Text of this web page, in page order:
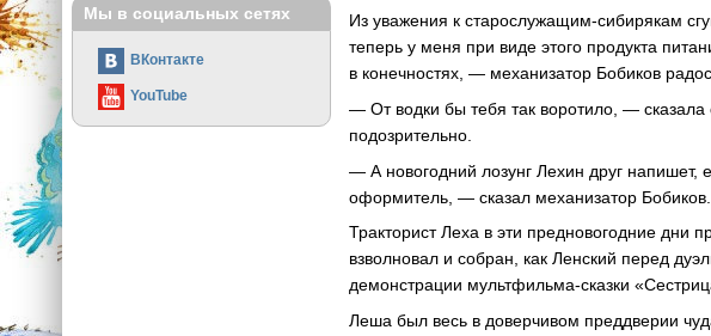
Из уважения к старослужащим-сибирякам
теперь у меня при виде этого продукта
в конечностях, — механизатор Бобиков
— От водки бы тебя так воротило, —
подозрительно.
— А новогодний лозунг Лехин друг напишет,
оформитель, — сказал механизатор Бобиков.
Тракторист Леха в эти предновогодние дни
взволновал и собран, как Ленский перед
демонстрации мультфильма-сказки
Леша был весь в доверчивом преддверии
Мы в социальных сетях
ВКонтакте
YouTube